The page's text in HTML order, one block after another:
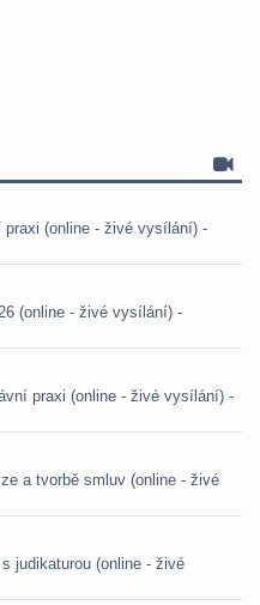
praxi (online - živé vysílání) -
(online - živé vysílání) -
praxi (online - živé vysílání) -
a tvorbě smluv (online - živé
judikaturou (online - živé